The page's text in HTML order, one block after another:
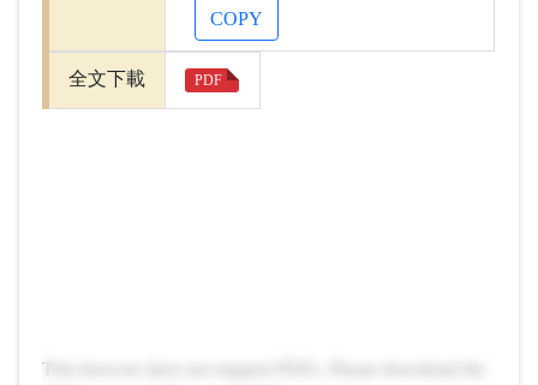
COPY
全文下載 PDF
This browser does not support PDFs. Please download the